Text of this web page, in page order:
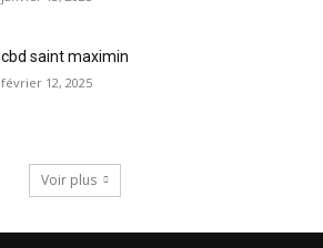
cbd saint maximin
février 12, 2025
Voir plus